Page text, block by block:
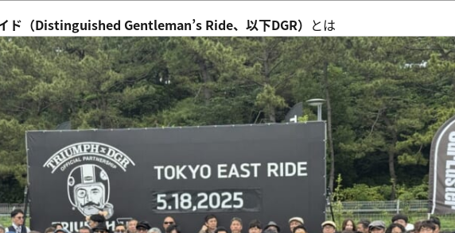
ド（Distinguished Gentleman’s Ride、以下DGR） とは